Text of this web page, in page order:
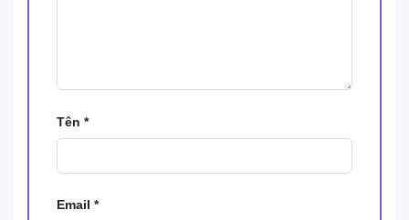
Tên *
Email *